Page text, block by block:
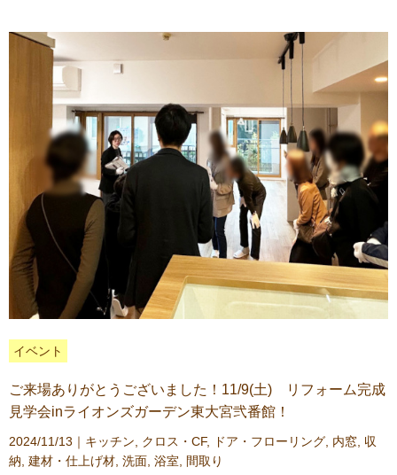
イベント
ご来場ありがとうございました！11/9(土) リフォーム完成
見学会inライオンズガーデン東大宮弐番館！
2024/11/13｜ キッチン, クロス・CF, ドア・フローリング, 内窓, 収
納, 建材・仕上げ材, 洗面, 浴室, 間取り